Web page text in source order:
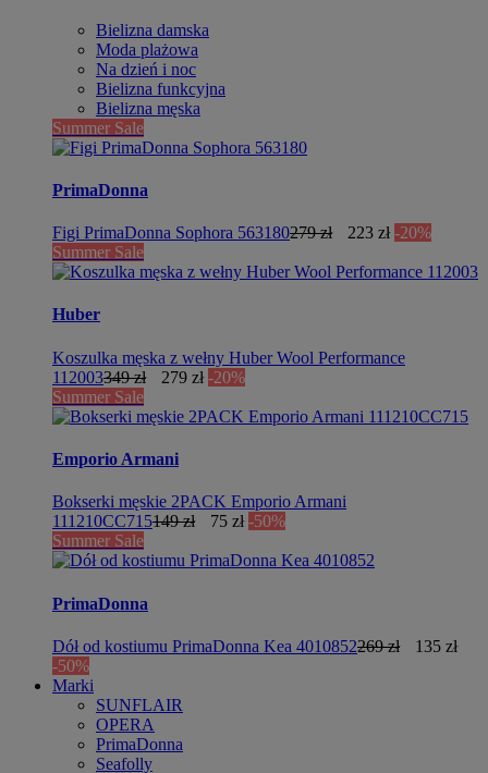
Bielizna damska
Moda plażowa
Na dzień i noc
Bielizna funkcyjna
Bielizna męska
Summer Sale
PrimaDonna
Figi PrimaDonna Sophora 563180279 zł 223 zł -20%
Summer Sale
Huber
Koszulka męska z wełny Huber Wool Performance
112003349 zł 279 zł -20%
Summer Sale
Emporio Armani
Bokserki męskie 2PACK Emporio Armani
111210CC715149 zł 75 zł -50%
Summer Sale
PrimaDonna
Dół od kostiumu PrimaDonna Kea 4010852269 zł
135 zł
-50%
Marki
SUNFLAIR
OPERA
PrimaDonna
Seafolly